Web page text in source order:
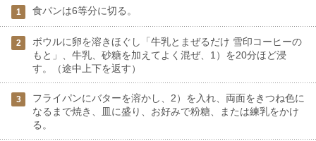
1 食パンは6等分に切る。
2
ボウルに卵を溶きほぐし「牛乳とまぜるだけ 雪印コーヒーの
もと」、牛乳、砂糖を加えてよく混ぜ、1）を20分ほど浸
す。（途中上下を返す）
3
フライパンにバターを溶かし、2）を入れ、両面をきつね色に
なるまで焼き、皿に盛り、お好みで粉糖、または練乳をかけ
る。